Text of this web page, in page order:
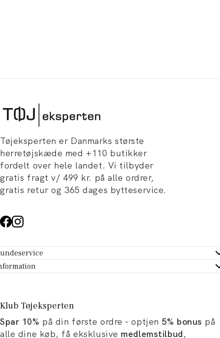
Tøjeksperten er Danmarks største
herretøjskæde med +110 butikker
fordelt over hele landet. Vi tilbyder
gratis fragt v/ 499 kr. på alle ordrer,
gratis retur og 365 dages bytteservice.
- Hjælpecenter
dit køb
Tøjeksperten
og artikler
Klub Tøjeksperten
Spar 10% på din første ordre - optjen 5% bonus på
alle dine køb, få eksklusive medlemstilbud,